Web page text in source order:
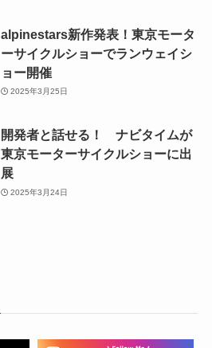
alpinestars新作発表！東京モータ
ーサイクルショーでランウェイシ
ョー開催
2025年3月25日
開発者と話せる！ ナビタイムが
東京モーターサイクルショーに出
展
2025年3月24日